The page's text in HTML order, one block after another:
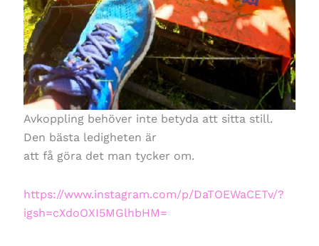
Avkoppling behöver inte betyda att sitta still.
Den bästa ledigheten är
att få göra det man tycker om.
https://www.instagram.com/p/DaTOEWaCETv/?
igsh=cXdoOXI5MGlhbHM=